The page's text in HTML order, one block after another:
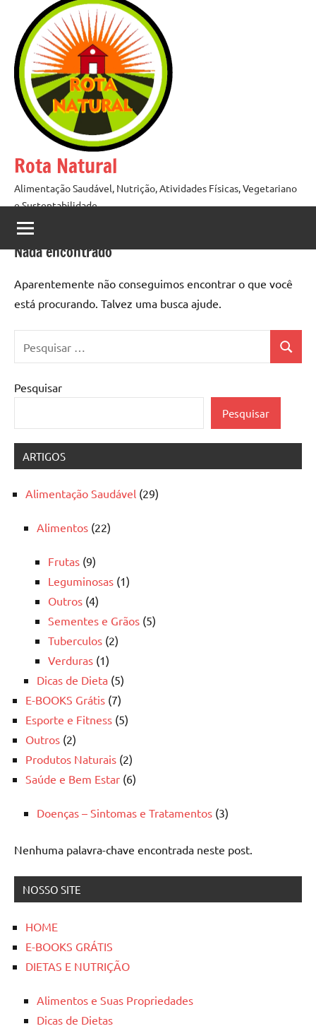
conteúdo
Rota Natural
Alimentação Saudável, Nutrição, Atividades Físicas, Vegetariano
e Sustentabilidade
Nada encontrado
Aparentemente não conseguimos encontrar o que você
está procurando. Talvez uma busca ajude.
por:
Pesquisar
Pesquisar
ARTIGOS
Alimentação Saudável (29)
Alimentos (22)
Frutas (9)
Leguminosas (1)
Outros (4)
Sementes e Grãos (5)
Tuberculos (2)
Verduras (1)
Dicas de Dieta (5)
E-BOOKS Grátis (7)
Esporte e Fitness (5)
Outros (2)
Produtos Naturais (2)
Saúde e Bem Estar (6)
Doenças – Sintomas e Tratamentos (3)
Nenhuma palavra-chave encontrada neste post.
NOSSO SITE
HOME
E-BOOKS GRÁTIS
DIETAS E NUTRIÇÃO
Alimentos e Suas Propriedades
Dicas de Dietas